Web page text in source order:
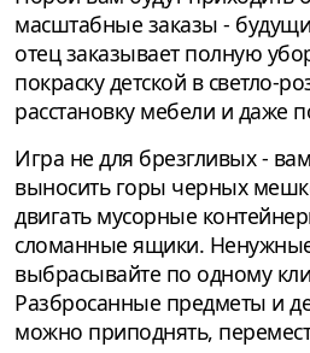
масштабные заказы -
отец заказывает полную
покраску детской в светло-
расстановку мебели и даже
Игра не для брезгливых -
выносить горы черных
двигать мусорные
сломанные ящики.
выбрасывайте по одному
Разбросанные предметы и
можно приподнять,